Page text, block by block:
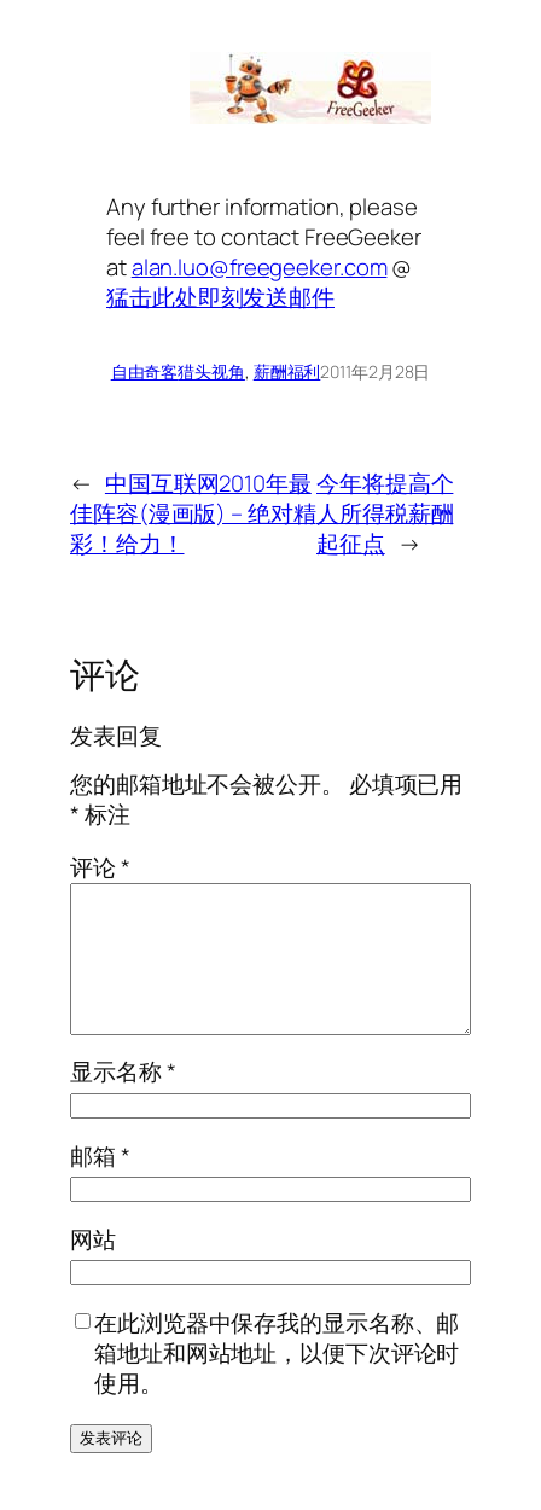
Any further information, please
feel free to contact FreeGeeker
atalan.luo@freegeeker.com@
猛击此处即刻发送邮件
自由奇客猎头视角, 薪酬福利2011年2月28日
← 中国互联网2010年最
佳阵容(漫画版) – 绝对精
彩！给力！
今年将提高个
人所得税薪酬
起征点 →
评论
发表回复
您的邮箱地址不会被公开。
必填项已用
*标注
评论*
显示名称*
邮箱*
网站
在此浏览器中保存我的显示名称、邮
箱地址和网站地址，以便下次评论时
使用。